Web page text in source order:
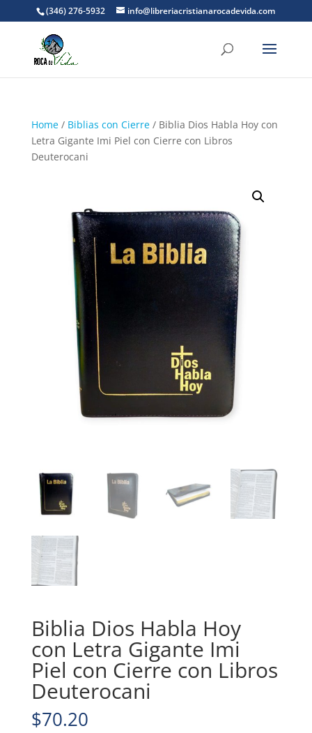
(346) 276-5932 info@libreriacristianarocadevida.com
Home/ Biblias con Cierre/ Biblia Dios Habla Hoy con
Letra Gigante Imi Piel con Cierre con Libros
Deuterocani
Biblia Dios Habla Hoy
con Letra Gigante Imi
Piel con Cierre con Libros
Deuterocani
$70.20